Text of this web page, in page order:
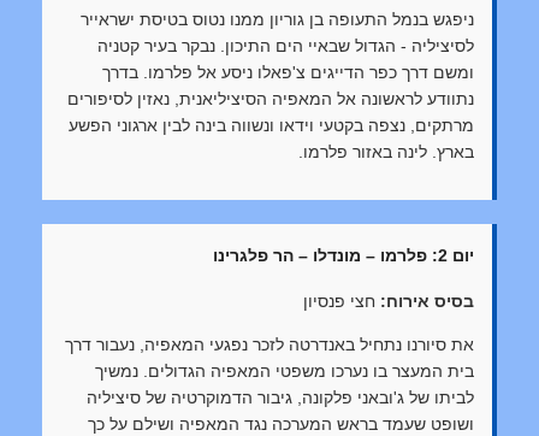
ניפגש בנמל התעופה בן גוריון ממנו נטוס בטיסת ישראייר
לסיציליה - הגדול שבאיי הים התיכון. נבקר בעיר קטניה
ומשם דרך כפר הדייגים צ'פאלו ניסע אל פלרמו. בדרך
נתוודע לראשונה אל המאפיה הסיציליאנית, נאזין לסיפורים
מרתקים, נצפה בקטעי וידאו ונשווה בינה לבין ארגוני הפשע
בארץ. לינה באזור פלרמו.
יום 2: פלרמו – מונדלו – הר פלגרינו
בסיס אירוח: חצי פנסיון
את סיורנו נתחיל באנדרטה לזכר נפגעי המאפיה, נעבור דרך
בית המעצר בו נערכו משפטי המאפיה הגדולים. נמשיך
לביתו של ג'ובאני פלקונה, גיבור הדמוקרטיה של סיציליה
ושופט שעמד בראש המערכה נגד המאפיה ושילם על כך